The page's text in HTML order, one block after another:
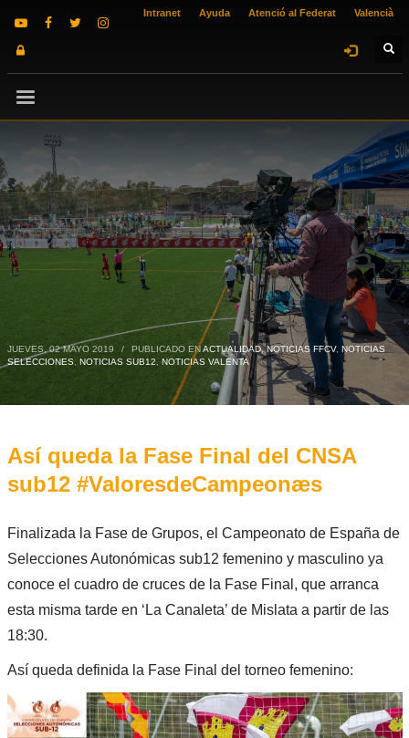
Intranet Ayuda Atenció al Federat Valencià
JUEVES, 02 MAYO 2019 / PUBLICADO ENACTUALIDAD,NOTICIAS FFCV, NOTICIAS
SELECCIONES, NOTICIAS SUB12, NOTICIAS VALENTA
Así queda la Fase Final del CNSA
sub12 #ValoresdeCampeonæs
Finalizada la Fase de Grupos, el Campeonato de España de
Selecciones Autonómicas sub12 femenino y masculino ya
conoce el cuadro de cruces de la Fase Final, que arranca
esta misma tarde en ‘La Canaleta’ de Mislata a partir de las
18:30.
Así queda definida la Fase Final del torneo femenino: